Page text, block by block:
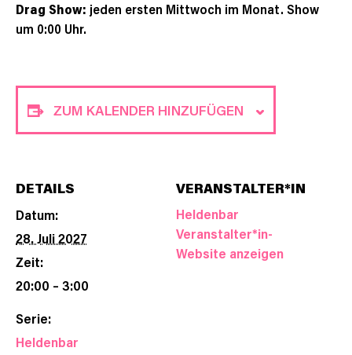
Drag Show: jeden ersten Mittwoch im Monat. Show
um 0:00 Uhr.
ZUM KALENDER HINZUFÜGEN
DETAILS
Datum:
28. Juli 2027
Zeit:
20:00 – 3:00
Serie:
Heldenbar
VERANSTALTER*IN
Heldenbar
Veranstalter*in-
Website anzeigen